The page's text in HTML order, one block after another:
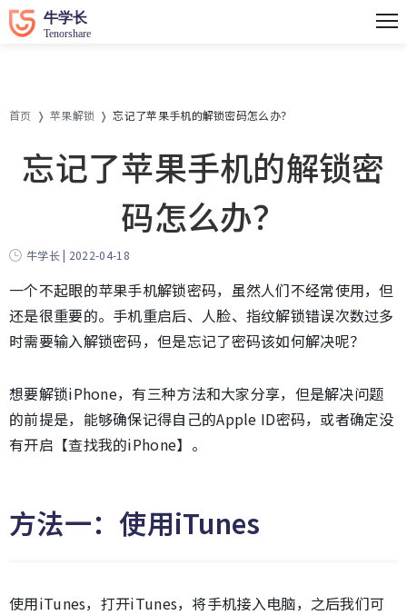
首页 苹果解锁 忘记了苹果手机的解锁密码怎么办？
忘记了苹果手机的解锁密
码怎么办？
牛学长 | 2022-04-18
一个不起眼的苹果手机解锁密码，虽然人们不经常使用，但
还是很重要的。手机重启后、人脸、指纹解锁错误次数过多
时需要输入解锁密码，但是忘记了密码该如何解决呢？
想要解锁iPhone，有三种方法和大家分享，但是解决问题
的前提是，能够确保记得自己的Apple ID密码，或者确定没
有开启【查找我的iPhone】。
方法一：使用iTunes
使用iTunes，打开iTunes，将手机接入电脑，之后我们可